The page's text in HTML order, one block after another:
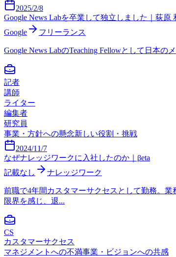
2025/2/8
Google News Labを卒業して独立しました｜荻原
Google
フリーランス
Google News LabのTeaching Fellowとして日本
記者
講師
ライター
編集者
研究員
事業・方針への懸念新しい役割・挑戦
2024/11/7
なぜナレッジワークに入社したのか｜βeta
記載なし
ナレッジワーク
前職で4年間カスタマーサクセスとして勤務。
限界を感じ、退...
CS
カスタマーサクセス
マネジメントへの不満事業・ビジョンへの共感